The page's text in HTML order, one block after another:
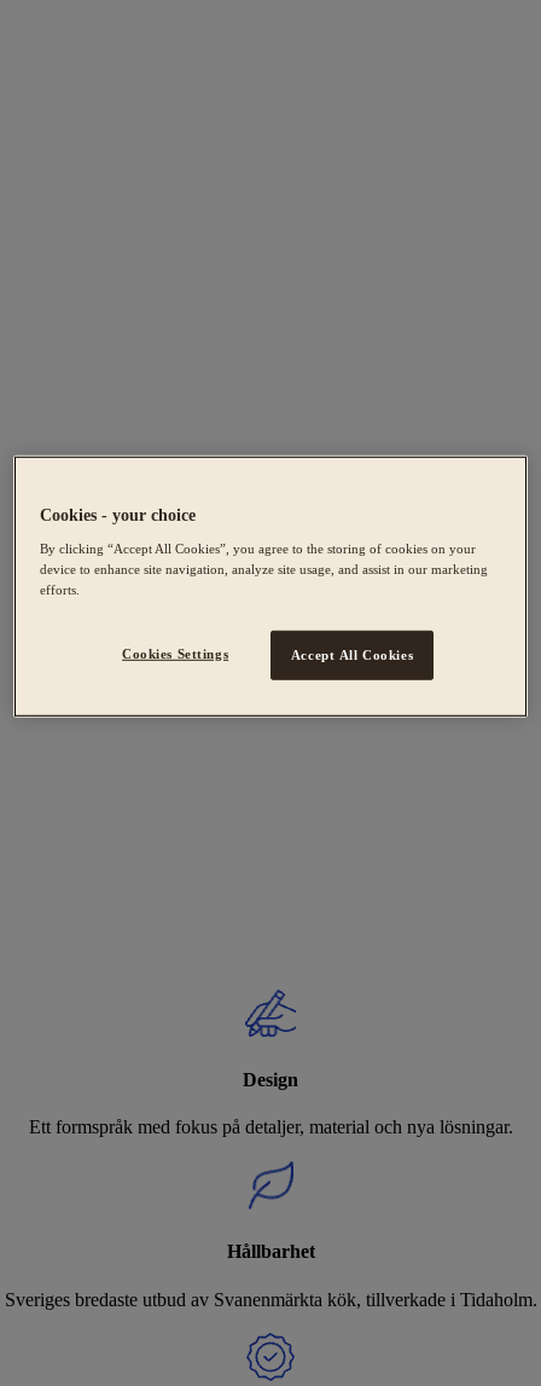
Design
Ett formspråk med fokus på detaljer, material och nya lösningar.
Hållbarhet
Sveriges bredaste utbud av Svanenmärkta kök, tillverkade i Tidaholm.
Cookies - your choice
By clicking “Accept All Cookies”, you agree to the storing of cookies on your
device to enhance site navigation, analyze site usage, and assist in our marketing
efforts.
Cookies Settings Accept All Cookies